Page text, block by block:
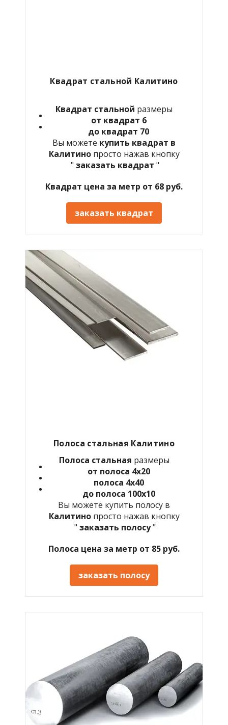
Квадрат стальной Калитино
Квадрат стальной размеры
от квадрат 6
до квадрат 70
Вы можете купить квадрат в
Калитино просто нажав кнопку
" заказать квадрат "
Квадрат цена за метр от 68 руб.
заказать квадрат
Полоса стальная Калитино
Полоса стальная размеры
от полоса 4х20
полоса 4х40
до полоса 100х10
Вы можете купить полосу в
Калитино просто нажав кнопку
" заказать полосу"
Полоса цена за метр от 85 руб.
заказать полосу